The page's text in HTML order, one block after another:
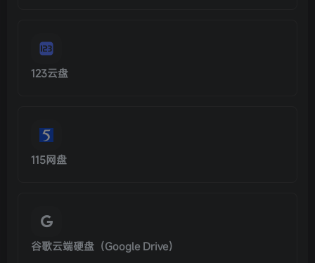
123云盘
115网盘
谷歌云端硬盘（Google Drive）